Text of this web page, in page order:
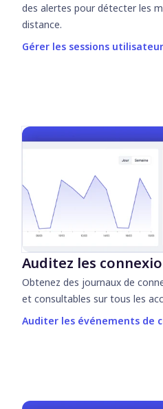
des alertes pour détecter les
distance.
Gérer les sessions utilisateur
Auditez les
Obtenez des journaux de
et consultables sur tous les
Auditer les événements de